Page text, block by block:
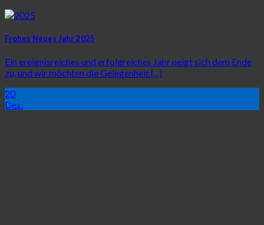
Frohes Neues Jahr 2025
Ein ereignisreiches und erfolgreiches Jahr neigt sich dem Ende
zu, und wir möchten die Gelegenheit [...]
20
Dez.